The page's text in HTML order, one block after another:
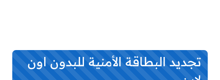
تجديد البطاقة الأمنية للبدون اون